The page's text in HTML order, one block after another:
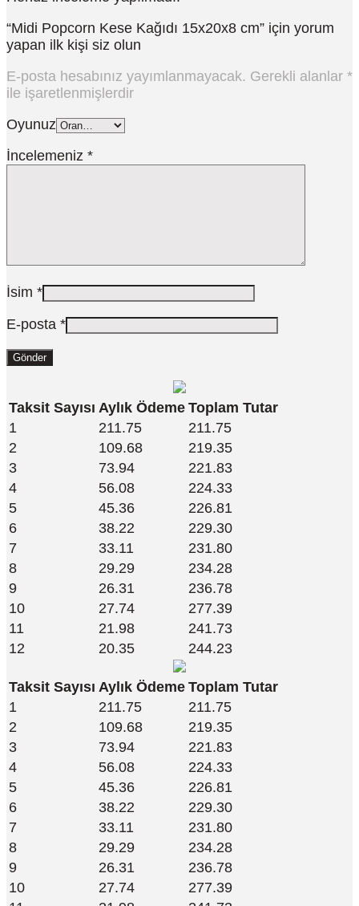
“Midi Popcorn Kese Kağıdı 15x20x8 cm” için yorum
yapan ilk kişi siz olun
E-posta hesabınız yayımlanmayacak. Gerekli alanlar *
ile işaretlenmişlerdir
Oyunuz
İncelemeniz *
İsim *
E-posta *
Taksit Sayısı Aylık Ödeme Toplam Tutar
1
211.75
211.75
2
109.68
219.35
3
73.94
221.83
4
56.08
224.33
5
45.36
226.81
6
38.22
229.30
7
33.11
231.80
8
29.29
234.28
9
26.31
236.78
10
27.74
277.39
11
21.98
241.73
12
20.35 244.23
Taksit Sayısı Aylık Ödeme Toplam Tutar
1
211.75
211.75
2
109.68
219.35
3
73.94
221.83
4
56.08
224.33
5
45.36
226.81
6
38.22
229.30
7
33.11
231.80
8
29.29
234.28
9
26.31
236.78
10
27.74
277.39